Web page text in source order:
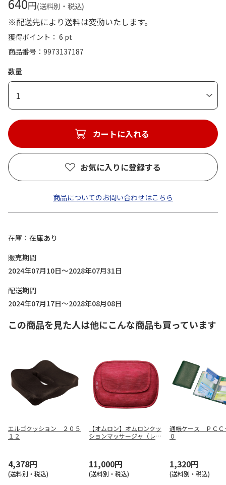
640円(送料別・税込)
※配送先により送料は変動いたします。
獲得ポイント： 6 pt
商品番号
9973137187
数量
1
カートに入れる
お気に入りに登録する
商品についてのお問い合わせはこちら
在庫
在庫あり
販売期間
2024年07月10日～2028年07月31日
配送期間
2024年07月17日～2028年08月08日
この商品を見た人は他にこんな商品も買っています
エルゴクッション ２０５
１２
4,378円
(送料別・税込)
【オムロン】オムロンクッ
ションマッサージャ（レッ
11,000円
(送料別・税込)
通帳ケース ＰＣＣ
０
1,320円
(送料別・税込)